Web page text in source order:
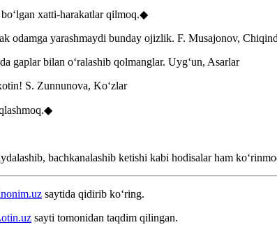
xatti-harakatlar qilmoq.◆
odamga yarashmaydi bunday ojizlik. F. Musajonov,
gaplar bilan oʻralashib qolmanglar. Uygʻun, Asarlar
S. Zunnunova, Koʻzlar
bachkanalashib ketishi kabi hodisalar ham
saytida qidirib ko‘ring.
sayti tomonidan taqdim qilingan.